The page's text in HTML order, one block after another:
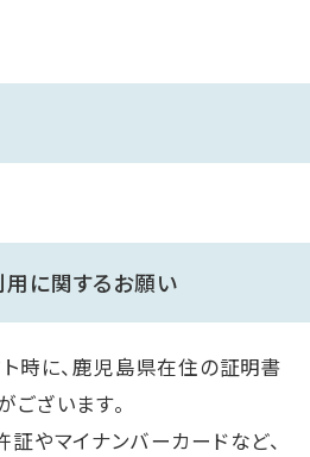
に関するお願い
時に、鹿児島県在住の証明書
ざいます。
やマイナンバーカードなど、